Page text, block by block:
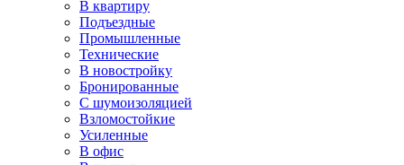
В квартиру
Подъездные
Промышленные
Технические
В новостройку
Бронированные
С шумоизоляцией
Взломостойкие
Усиленные
В офис